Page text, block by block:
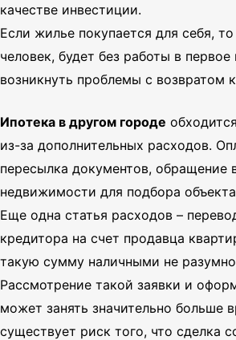
качестве инвестиции.
Если жилье покупается для себя,
человек, будет без работы в
возникнуть проблемы с возвратом
Ипотека в другом городе
из-за дополнительных расходов.
пересылка документов, обращение
недвижимости для подбора
Еще одна статья расходов –
кредитора на счет продавца
такую сумму наличными не
Рассмотрение такой заявки и
может занять значительно больше
существует риск того, что сделка